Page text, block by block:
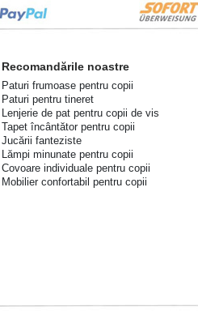
Recomandările noastre
Paturi frumoase pentru copii
Paturi pentru tineret
Lenjerie de pat pentru copii de vis
Tapet încântător pentru copii
Jucării fanteziste
Lămpi minunate pentru copii
Covoare individuale pentru copii
Mobilier confortabil pentru copii